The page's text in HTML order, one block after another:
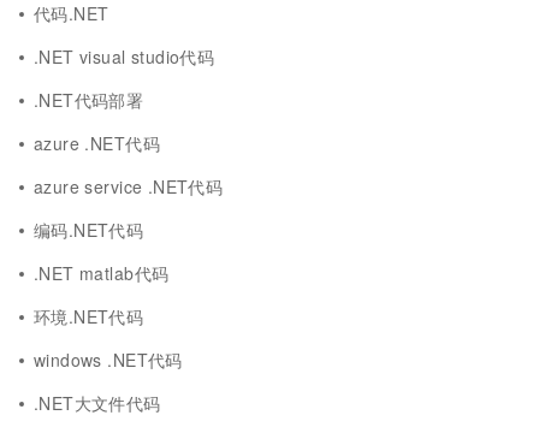
代码.NET
.NET visual studio代码
.NET代码部署
azure .NET代码
azure service .NET代码
编码.NET代码
.NET matlab代码
环境.NET代码
windows .NET代码
.NET大文件代码